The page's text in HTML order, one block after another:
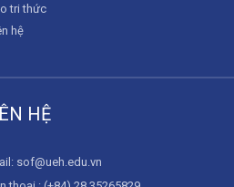
tri thức
hệ
HỆ
sof@ueh.edu.vn